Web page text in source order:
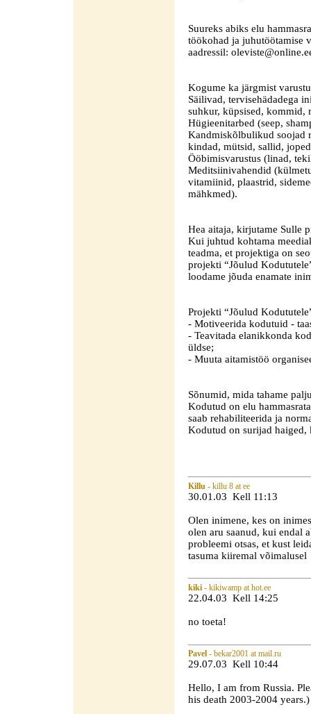
Suureks abiks elu
töökohad ja juhutöötamise
aadressil:
Kogume ka järgmist
Säilivad, tervisehädadega
suhkur, küpsised, kommid,
Hügieenitarbed (seep,
Kandmiskõlbulikud soojad
kindad, mütsid, sallid,
Ööbimisvarustus (linad,
Meditsiinivahendid
vitamiinid, plaastrid,
mähkmed).
Hea aitaja, kirjutame Sulle
Kui juhtud kohtama
teadma, et projektiga on
projekti “Jõulud
loodame jõuda enamate
Projekti “Jõulud
- Motiveerida kodutuid -
- Teavitada elanikkonda
üldse;
- Muuta aitamistöö
Sõnumid, mida tahame
Kodutud on elu
saab rehabiliteerida ja
Kodutud on surijad haiged,
Killu - killu 8 at ee
30.01.03 Kell 11:13
Olen inimene, kes on
olen aru saanud, kui endal
probleemi otsas, et kust
tasuma kiiremal võimalusel
kiki - kikiwamp at hot.ee
22.04.03 Kell 14:25
no toeta!
Pavel - bekar2001 at mail.ru
29.07.03 Kell 10:44
Hello, I am from Russia.
his death 2003-2004